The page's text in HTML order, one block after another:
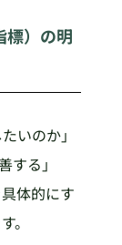
標）の明
いのか」
する」
体的にす
。